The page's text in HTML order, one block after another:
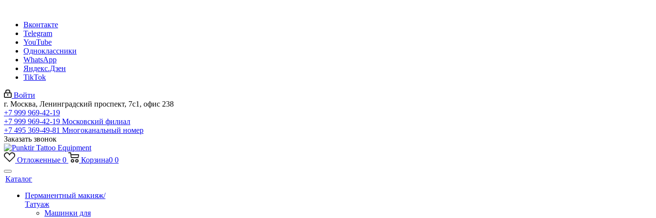
Вконтакте
Telegram
YouTube
Одноклассники
WhatsApp
Яндекс.Дзен
TikTok
Войти
г. Москва, Ленинградский проспект, 7с1, офис 238
+7 999 969-42-19
+7 999 969-42-19 Московский филиал
+7 495 369-49-81 Многоканальный номер
Заказать звонок
Отложенные 0 Корзина0 0
Каталог
Перманентный макияж/
Татуаж
Машинки для